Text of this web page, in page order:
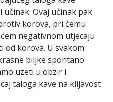
Ovaj učinak pak
korova, pri čemu
negativnom utjecaju
od korova. U svakom
biljke spontano
uzeti u obzir i
taloga kave na klijavost